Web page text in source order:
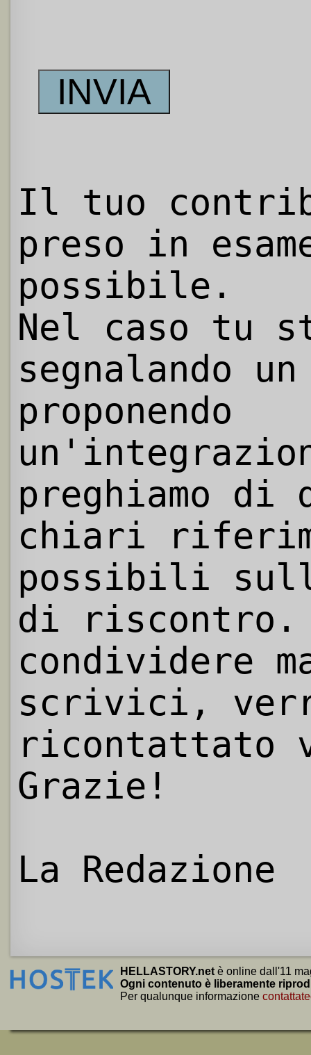
Il tuo
preso in
possibile.
Nel caso tu
segnalando
proponendo
preghiamo
chiari
possibili
di riscontro.
condividere
scrivici,
ricontattato
Grazie!
La Redazione
HELLASTORY.net è online dall'11
Ogni contenuto è liberamente
Per qualunque informazione